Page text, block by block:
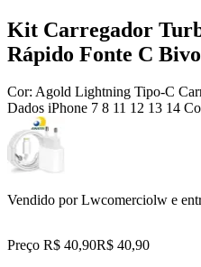
Kit Carregador
Rápido Fonte C
Cor: Agold Lightning Tipo-C
Dados iPhone 7 8 11 12 13 14
Vendido porLwcomerciolw e
Preço R$ 40,90R$ 40,90